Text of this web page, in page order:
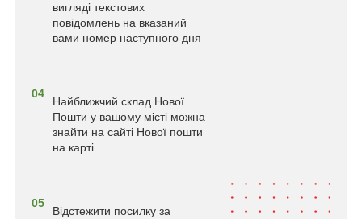
вигляді текстових
повідомлень на вказаний
вами номер наступного дня
04
Найближчий склад Нової
Пошти у вашому місті можна
знайти на сайті Нової пошти
на карті
05
Відстежити посилку за